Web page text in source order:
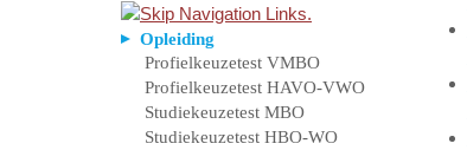
Opleiding
Profielkeuzetest VMBO
Profielkeuzetest HAVO-VWO
Studiekeuzetest MBO
Studiekeuzetest HBO-WO